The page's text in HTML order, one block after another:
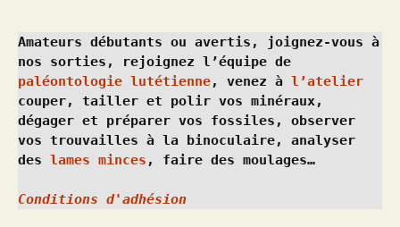
Amateurs débutants ou avertis, joignez-vous à
paléontologie lutétienne, venez à l’atelier
couper, tailler et polir vos minéraux,
dégager et préparer vos fossiles, observer
vos trouvailles à la binoculaire, analyser
des lames minces , faire des moulages…
Conditions d'adhésion